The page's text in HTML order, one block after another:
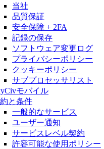
当社
品質保証
安全保障 + 2FA
記録の保存
ソフトウェア変更ログ
プライバシーポリシー
クッキーポリシー
サブプロセッサリスト
モバイル
と条件
一般的なサービス
ユーザー通知
サービスレベル契約
許容可能な使用ポリシー